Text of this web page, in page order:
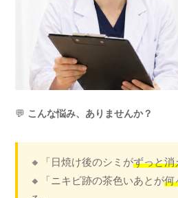
💬 こんな悩み、ありませんか？
🔸「日焼け後のシミがずっと
🔸「ニキビ跡の茶色いあとが何